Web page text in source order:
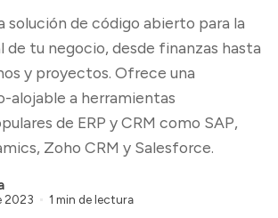
solución de código abierto para la
tu negocio, desde finanzas hasta
y proyectos. Ofrece una
alojable a herramientas
de ERP y CRM como SAP,
Zoho CRM y Salesforce.
2023 1 min de lectura